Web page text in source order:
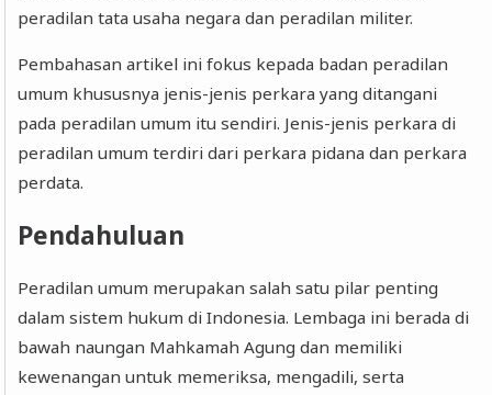
peradilan tata usaha negara dan peradilan militer.
Pembahasan artikel ini fokus kepada badan peradilan
umum khususnya jenis-jenis perkara yang ditangani
pada peradilan umum itu sendiri. Jenis-jenis perkara di
peradilan umum terdiri dari perkara pidana dan perkara
perdata.
Pendahuluan
Peradilan umum merupakan salah satu pilar penting
dalam sistem hukum di Indonesia. Lembaga ini berada di
bawah naungan Mahkamah Agung dan memiliki
kewenangan untuk memeriksa, mengadili, serta